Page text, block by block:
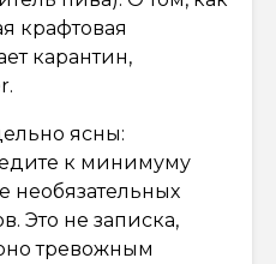
крафтовая
карантин,
ясны:
к минимуму
необязательных
Это не записка,
тревожным